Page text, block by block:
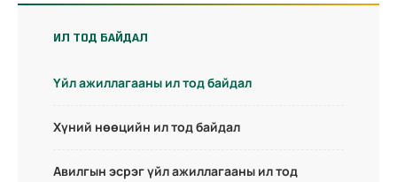
ИЛ ТОД БАЙДАЛ
Үйл ажиллагааны ил тод байдал
Хүний нөөцийн ил тод байдал
Авилгын эсрэг үйл ажиллагааны ил тод